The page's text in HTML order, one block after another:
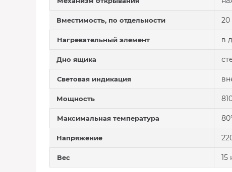
Вместимость, по отдельности 20
Нагревательный элемент в
Дно ящика
Световая индикация
Мощность
Максимальная температура
Напряжение
Вес 15